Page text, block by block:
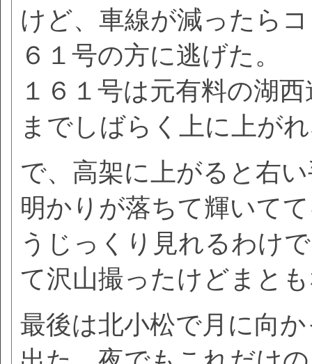
けど、車線が減ったら
６１号の方に逃げた。
１６１号は元有料の湖
までしばらく上に上が
で、高架に上がると右
明かりが落ちて輝いて
うじっくり見れるわけ
て沢山撮ったけどまと
最後は北小松で月に向